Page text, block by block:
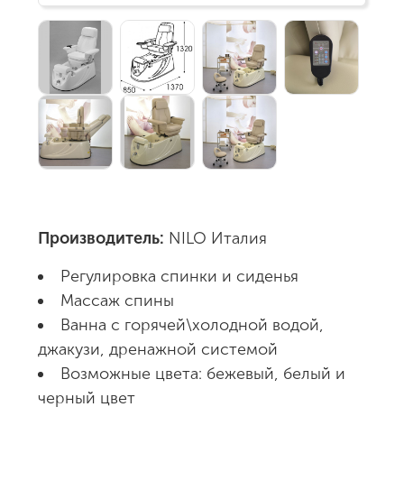
Производитель: NILO Италия
Регулировка спинки и сиденья
Массаж спины
Ванна с горячей\холодной водой,
джакузи, дренажной системой
Возможные цвета: бежевый, белый и
черный цвет